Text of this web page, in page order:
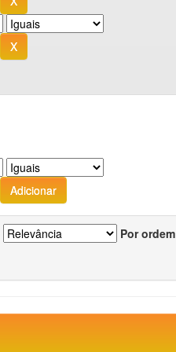
Por ordem